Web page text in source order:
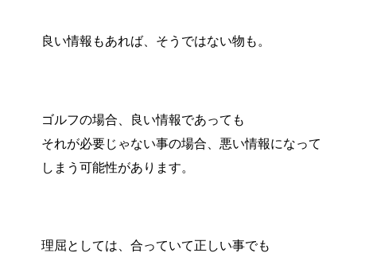
良い情報もあれば、そうではない物も。
ゴルフの場合、良い情報であっても
それが必要じゃない事の場合、悪い情報になって
しまう可能性があります。
理屈としては、合っていて正しい事でも